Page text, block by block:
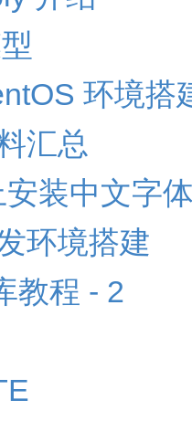
环境搭
汇总
装中文字
环境搭建
教程 - 2